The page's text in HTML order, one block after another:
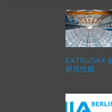
EXTRUSAX
挤压性能